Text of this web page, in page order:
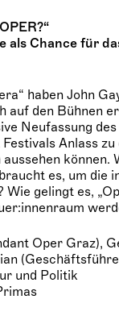
als Chance für
haben John
auf den Bühnen
Neufassung
Anlass
können.
es, um
Wie gelingt es,
Oper Graz),
und Politik